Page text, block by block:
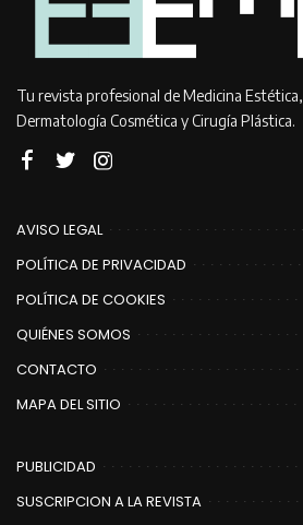
Tu revista profesional de Medicina Estética,
Dermatología Cosmética y Cirugía Plástica.
AVISO LEGAL
POLÍTICA DE PRIVACIDAD
POLÍTICA DE COOKIES
QUIÉNES SOMOS
CONTACTO
MAPA DEL SITIO
PUBLICIDAD
SUSCRIPCION A LA REVISTA